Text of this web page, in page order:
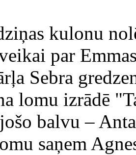
kulonu
par
Sebra
lomu izrādē
balvu –
saņem